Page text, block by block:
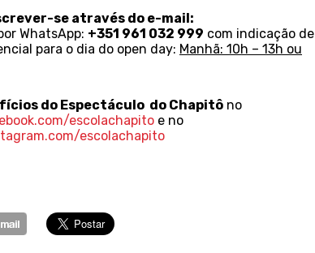
se através do e-mail:
WhatsApp: +351 961 032 999 com indicação de
para o dia do open day: Manhã: 10h – 13h ou
do Espectáculo do Chapitô no
escolachapito e no
escolachapito